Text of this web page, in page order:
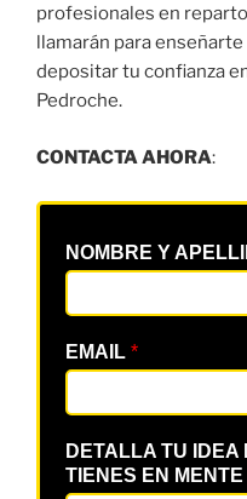
profesionales en
llamarán para
depositar tu confianza
Pedroche.
CONTACTA AHORA:
NOMBRE Y
EMAIL *
DETALLA TU IDEA
TIENES EN MENTE